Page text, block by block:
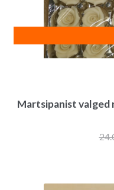
Martsipanist valged